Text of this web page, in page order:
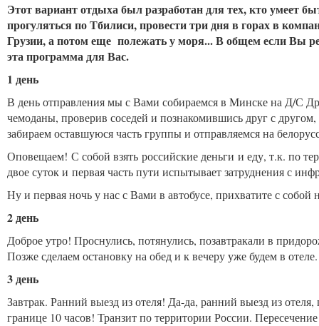
Этот вариант отдыха был разработан для тех, кто умеет
прогуляться по Тбилиси, провести три дня в горах в
Грузии, а потом еще полежать у моря... В общем если Вы
эта программа для Вас.
1 день
В день отправления мы с Вами собираемся в Минске на Д/С
чемоданы, проверив соседей и познакомившись друг с
забираем оставшуюся часть группы и отправляемся на
Оповещаем! С собой взять российские деньги и еду, т.к. по
двое суток и первая часть пути испытывает затруднения с
Ну и первая ночь у нас с Вами в автобусе, прихватите с
2 день
Доброе утро! Проснулись, потянулись, позавтракали в
Позже сделаем остановку на обед и к вечеру уже будем в отеле.
3 день
Завтрак. Ранний выезд из отеля! Да-да, ранний выезд из
границе 10 часов! Транзит по территории России.